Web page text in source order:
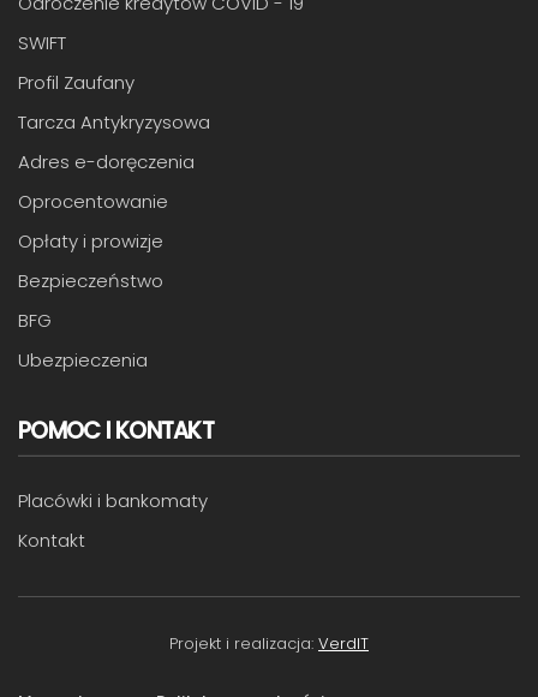
SWIFT
Profil Zaufany
Tarcza Antykryzysowa
Adres e-doręczenia
Oprocentowanie
Opłaty i prowizje
Bezpieczeństwo
BFG
Ubezpieczenia
POMOC I KONTAKT
Placówki i bankomaty
Kontakt
Projekt i realizacja: VerdIT